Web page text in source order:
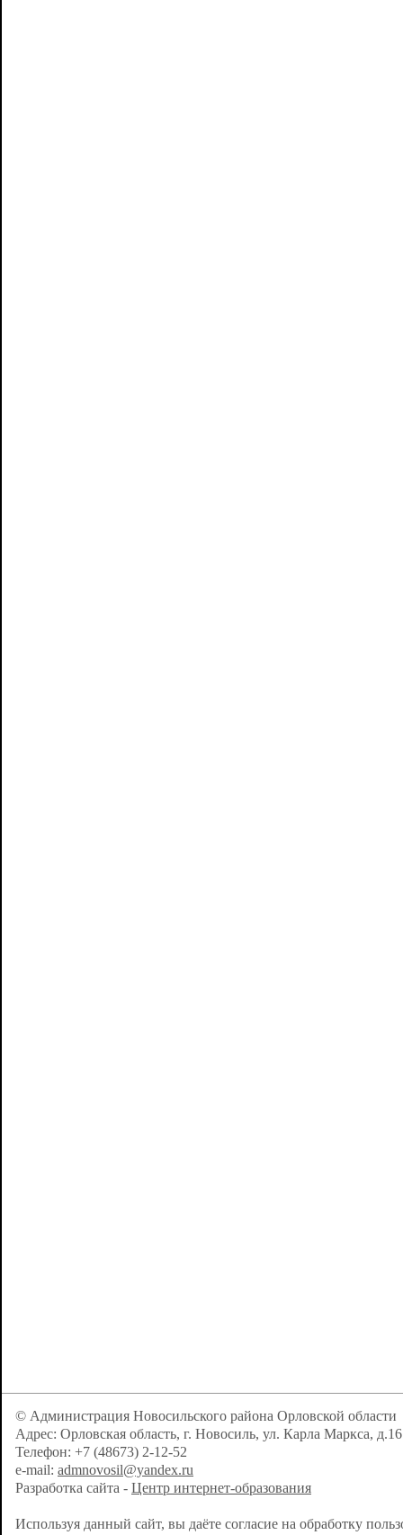
© Администрация Новосильского района Орловской области
Адрес: Орловская область, г. Новосиль, ул. Карла Маркса, д.16
Телефон: +7 (48673) 2-12-52
e-mail: admnovosil@yandex.ru
Разработка сайта - Центр интернет-образования
Используя данный сайт, вы даёте согласие на обработку